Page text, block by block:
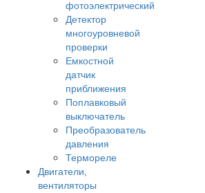
фотоэлектрический
Детектор
многоуровневой
проверки
Емкостной
датчик
приближения
Поплавковый
выключатель
Преобразователь
давления
Термореле
Двигатели,
вентиляторы